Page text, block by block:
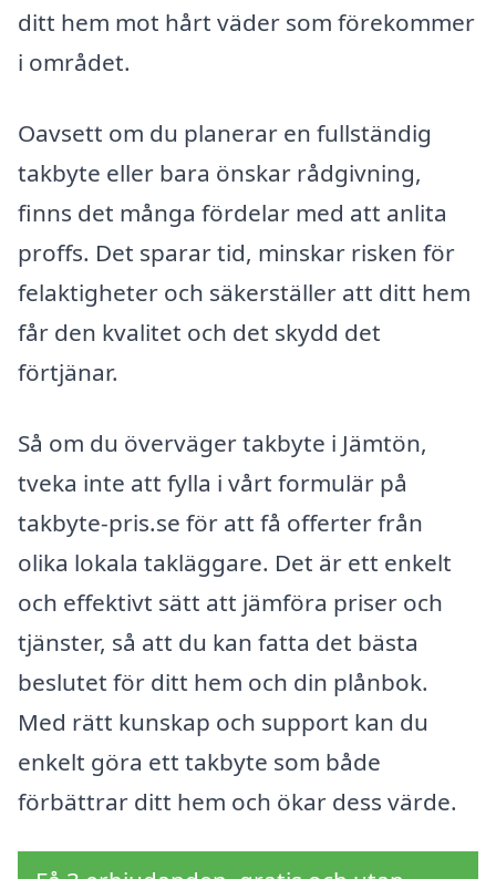
ditt hem mot hårt väder som förekommer
i området.
Oavsett om du planerar en fullständig
takbyte eller bara önskar rådgivning,
finns det många fördelar med att anlita
proffs. Det sparar tid, minskar risken för
felaktigheter och säkerställer att ditt hem
får den kvalitet och det skydd det
förtjänar.
Så om du överväger takbyte i Jämtön,
tveka inte att fylla i vårt formulär på
takbyte-pris.se för att få offerter från
olika lokala takläggare. Det är ett enkelt
och effektivt sätt att jämföra priser och
tjänster, så att du kan fatta det bästa
beslutet för ditt hem och din plånbok.
Med rätt kunskap och support kan du
enkelt göra ett takbyte som både
förbättrar ditt hem och ökar dess värde.